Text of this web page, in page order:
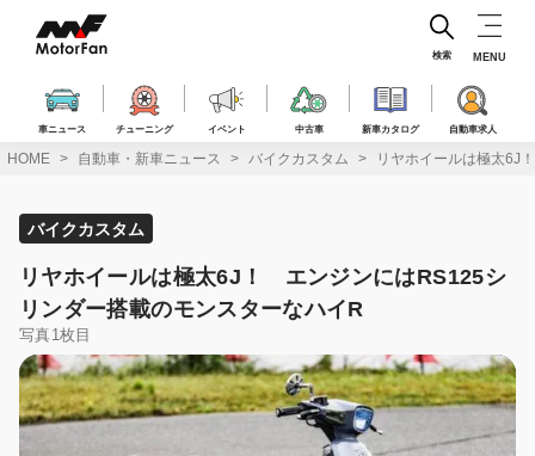
ス
車ニュース チューニング イベント 中古車 新車カタログ 自動車求人
検索 MENU
HOME 自動車・新車ニュース バイクカスタム リヤホイールは極太6J
バイクカスタム
リヤホイールは極太6J！ エンジンにはRS125シ
リンダー搭載のモンスターなハイR
写真1枚目